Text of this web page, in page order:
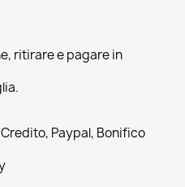
ritirare e pagare in
Paypal, Bonifico